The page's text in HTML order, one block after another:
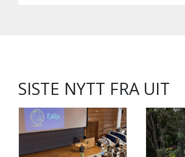
SISTE NYTT FRA UIT